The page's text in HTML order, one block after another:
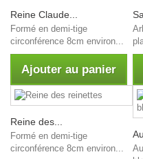
Reine Claude...
Formé en demi-tige
circonférence 8cm environ...
Ajouter au panier
Reine des...
Formé en demi-tige
circonférence 8cm environ...